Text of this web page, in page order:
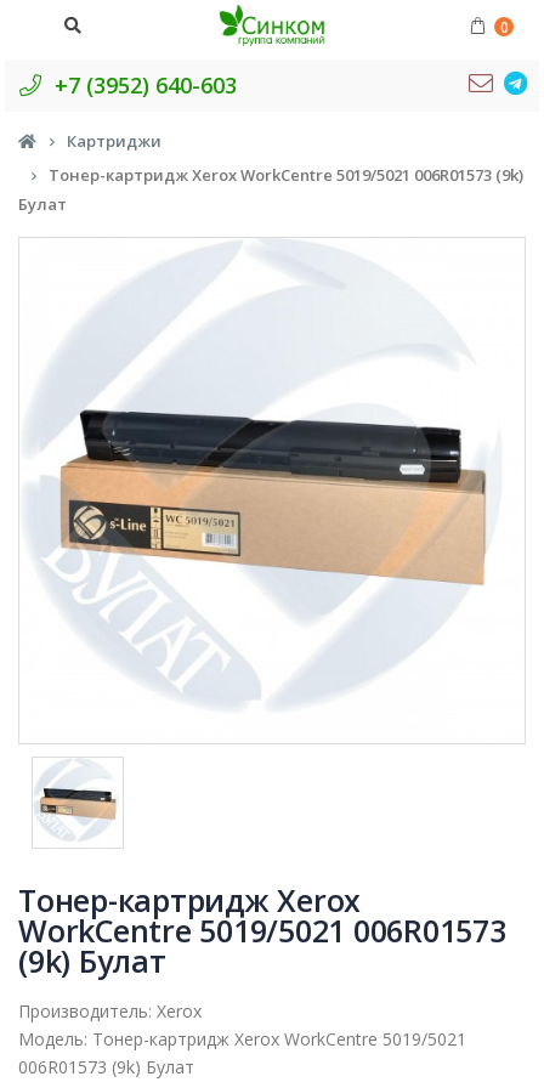
0
+7 (3952) 640-603
Картриджи
Тонер-картридж Xerox WorkCentre 5019/5021 006R01573 (9k)
Булат
Тонер-картридж Xerox
WorkCentre 5019/5021 006R01573
(9k) Булат
Производитель: Xerox
Модель: Тонер-картридж Xerox WorkCentre 5019/5021
006R01573 (9k) Булат